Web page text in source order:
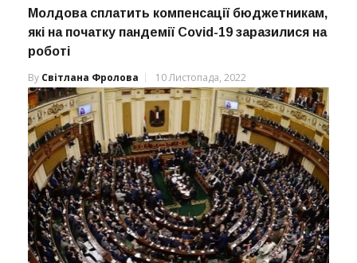
Молдова сплатить компенсації бюджетникам,
які на початку пандемії Covid-19 заразилися на
роботі
By Світлана Фролова 10 Листопада, 2022